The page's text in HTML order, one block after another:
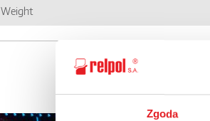
Zgoda
Weight